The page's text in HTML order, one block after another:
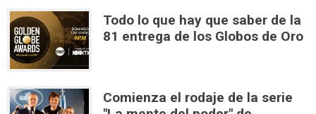
Todo lo que hay que saber de la
81 entrega de los Globos de Oro
Comienza el rodaje de la serie